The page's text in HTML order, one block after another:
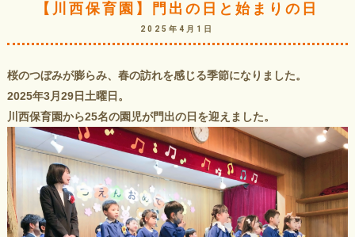
【川西保育園】門出の日と始まりの日
2025年4月1日
桜のつぼみが膨らみ、春の訪れを感じる季節になりました。
2025年3月29日土曜日。
川西保育園から25名の園児が門出の日を迎えました。